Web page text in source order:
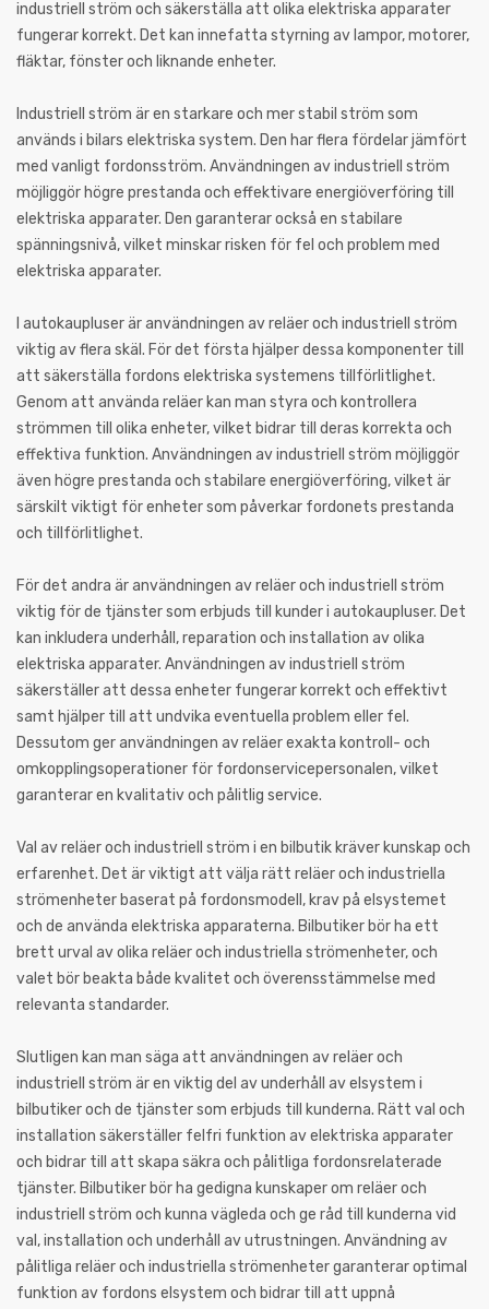
industriell ström och säkerställa att olika elektriska apparater
fungerar korrekt. Det kan innefatta styrning av lampor, motorer,
fläktar, fönster och liknande enheter.
Industriell ström är en starkare och mer stabil ström som
används i bilars elektriska system. Den har flera fördelar jämfört
med vanligt fordonsström. Användningen av industriell ström
möjliggör högre prestanda och effektivare energiöverföring till
elektriska apparater. Den garanterar också en stabilare
spänningsnivå, vilket minskar risken för fel och problem med
elektriska apparater.
I autokaupluser är användningen av reläer och industriell ström
viktig av flera skäl. För det första hjälper dessa komponenter till
att säkerställa fordons elektriska systemens tillförlitlighet.
Genom att använda reläer kan man styra och kontrollera
strömmen till olika enheter, vilket bidrar till deras korrekta och
effektiva funktion. Användningen av industriell ström möjliggör
även högre prestanda och stabilare energiöverföring, vilket är
särskilt viktigt för enheter som påverkar fordonets prestanda
och tillförlitlighet.
För det andra är användningen av reläer och industriell ström
viktig för de tjänster som erbjuds till kunder i autokaupluser. Det
kan inkludera underhåll, reparation och installation av olika
elektriska apparater. Användningen av industriell ström
säkerställer att dessa enheter fungerar korrekt och effektivt
samt hjälper till att undvika eventuella problem eller fel.
Dessutom ger användningen av reläer exakta kontroll- och
omkopplingsoperationer för fordonservicepersonalen, vilket
garanterar en kvalitativ och pålitlig service.
Val av reläer och industriell ström i en bilbutik kräver kunskap och
erfarenhet. Det är viktigt att välja rätt reläer och industriella
strömenheter baserat på fordonsmodell, krav på elsystemet
och de använda elektriska apparaterna. Bilbutiker bör ha ett
brett urval av olika reläer och industriella strömenheter, och
valet bör beakta både kvalitet och överensstämmelse med
relevanta standarder.
Slutligen kan man säga att användningen av reläer och
industriell ström är en viktig del av underhåll av elsystem i
bilbutiker och de tjänster som erbjuds till kunderna. Rätt val och
installation säkerställer felfri funktion av elektriska apparater
och bidrar till att skapa säkra och pålitliga fordonsrelaterade
tjänster. Bilbutiker bör ha gedigna kunskaper om reläer och
industriell ström och kunna vägleda och ge råd till kunderna vid
val, installation och underhåll av utrustningen. Användning av
pålitliga reläer och industriella strömenheter garanterar optimal
funktion av fordons elsystem och bidrar till att uppnå